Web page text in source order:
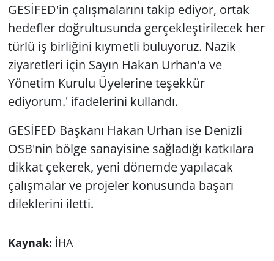
GESİFED'in çalışmalarını takip ediyor, ortak
hedefler doğrultusunda gerçekleştirilecek her
türlü iş birliğini kıymetli buluyoruz. Nazik
ziyaretleri için Sayın Hakan Urhan'a ve
Yönetim Kurulu Üyelerine teşekkür
ediyorum.' ifadelerini kullandı.
GESİFED Başkanı Hakan Urhan ise Denizli
OSB'nin bölge sanayisine sağladığı katkılara
dikkat çekerek, yeni dönemde yapılacak
çalışmalar ve projeler konusunda başarı
dileklerini iletti.
Kaynak: İHA